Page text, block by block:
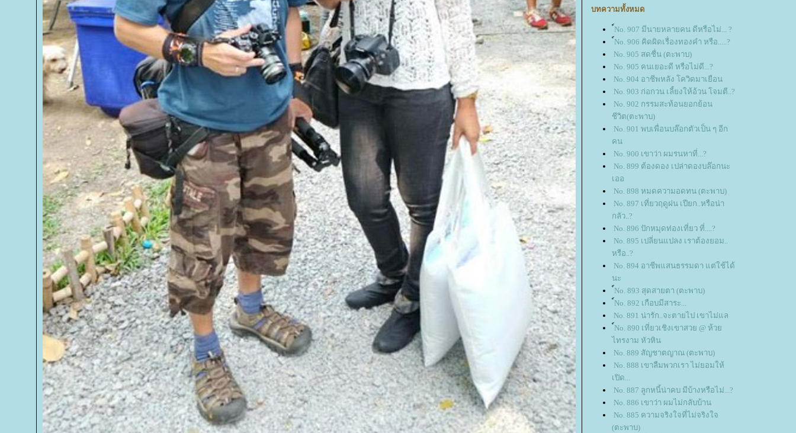
บทความทั้งหมด
์No. 907 มีนายหลายคน ดีหรือไม่... ?
์No. 906 คิดผิดเรื่องทองคำ หรือ.....?
No. 905 สดชื่น (ตะพาบ)
No. 905 คนเยอะดี หรือไม่ดี...?
No. 904 อาชีพหลัง โควิดมาเยือน
No. 903 ก่อกวน เลี้ยงให้อ้วน โจมตี..?
No. 902 กรรมสะท้อนยอกย้อน
ชีวิต(ตะพาบ)
No. 901 พบเพื่อนบล๊อกตัวเป็น ๆ อีก
คน
No. 900 เขาว่า ผมรนหาที่...?
No. 899 ต้องดอง เปล่าดองบล๊อกนะ
เออ
No. 898 หมดความอดทน (ตะพาบ)
No. 897 เที่ยวฤดูฝน เปียก..หรือน่า
กลัว..?
No. 896 ปักหมุดท่องเที่ยว ที่....?
No. 895 เปลี่ยนแปลง เราต้องยอม..
หรือ..?
No. 894 อาชีพแสนธรรมดา แต่ใช้ได้
นะ
์No. 893 สุดสายตา (ตะพาบ)
์No. 892 เกือบมีสาระ...
No. 891 น่ารัก..จะตายไป เขาไม่แล
์No. 890 เที่ยวเชิงเขาสวย @ ห้ว
ไทรงาม หัวหิน
No. 889 สัญชาตญาณ (ตะพาบ)
No. 888 เขาลืมพวกเรา ไม่ยอมให้
เปิด...
No. 887 ลูกหนี้น่าคบ มีบ้างหรือไม่...?
No. 886 เขาว่า ผมไม่กลับบ้าน
No. 885 ความจริงใจที่ไม่จริงใจ
(ตะพาบ)